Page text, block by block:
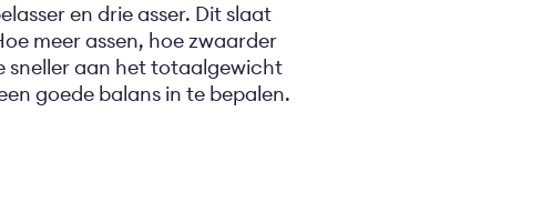
en drie asser. Dit slaat
meer assen, hoe zwaarder
sneller aan het totaalgewicht
goede balans in te bepalen.